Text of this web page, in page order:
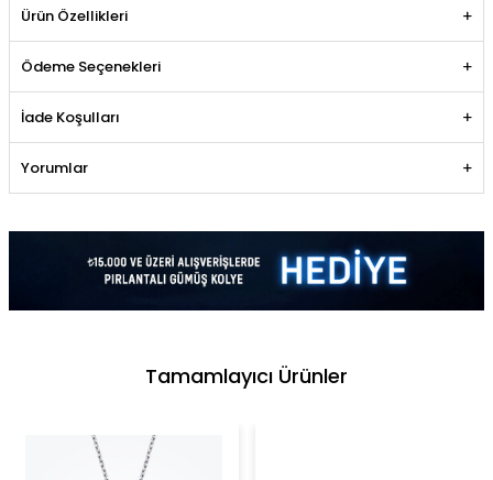
Ürün Özellikleri
Ödeme Seçenekleri
İade Koşulları
Yorumlar
Tamamlayıcı Ürünler